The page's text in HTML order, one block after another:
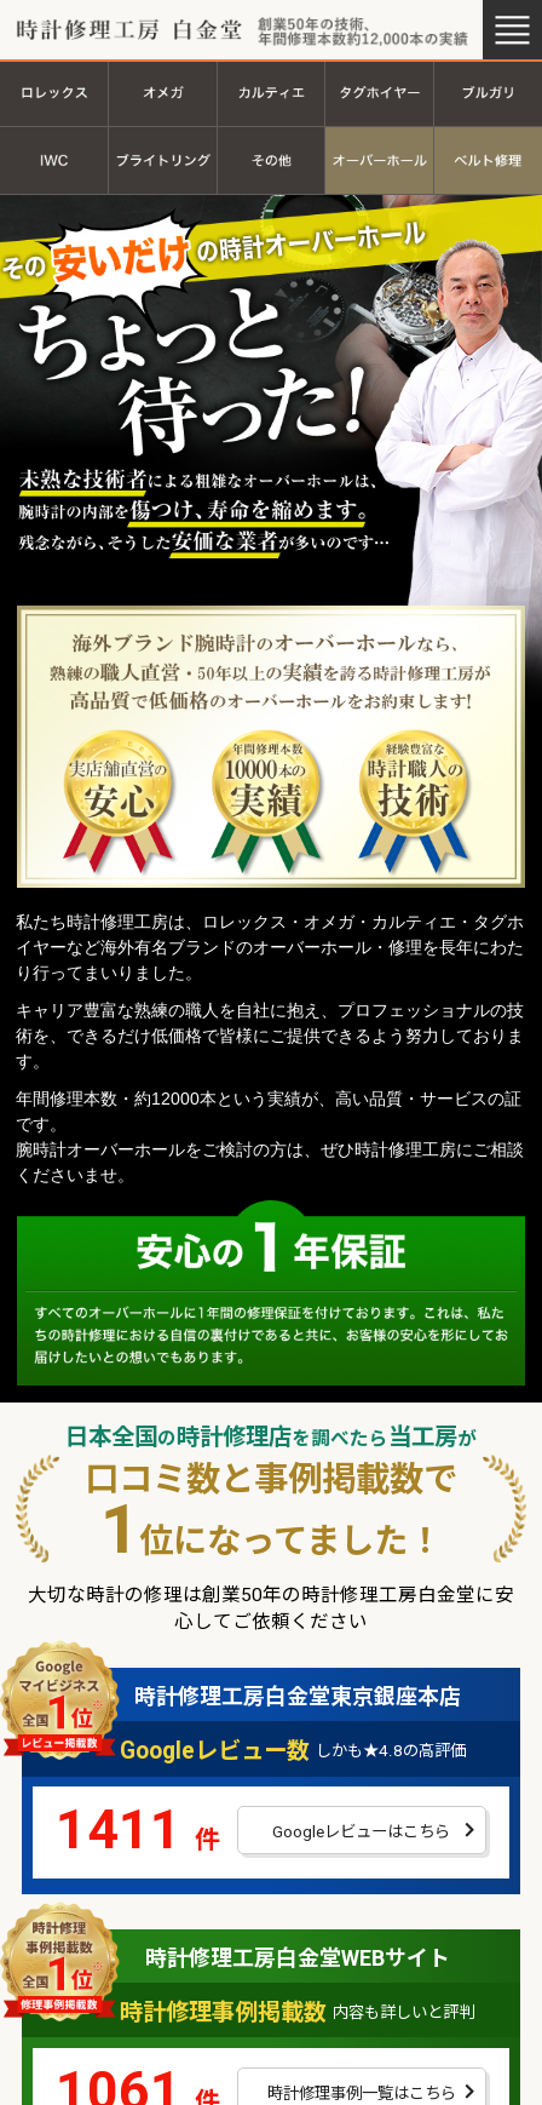
時計修理工房 白金堂（時計修理
創業44
その
未熟な技術者に
実店舗直営の安心年間修理本数12,000本
経験豊
私たち時計修理工房は、ロレックス・オメガ・カルティエ・タグホ
イヤーなど海外有名ブランドのオーバーホール・修理を長年にわた
り行ってまいりました。
キャリア豊富な熟練の職人を自社に抱え、プロフェッショナルの技
術を、できるだけ低価格で皆様にご提供できるよう努力しておりま
す。
年間修理本数・約12000本という実績が、高い品質・サービスの証
です。
腕時計オーバーホールをご検討の方は、ぜひ時計修理工房にご相談
くださいませ。
安心の１
日本全国 の時計修理店を調べたら 当工房が
口コミ数と事例掲載数で
1 位になってました！
大切な時計の修理は創業50年の時計修理工房白金堂に安
心してご依頼ください
時計修理工房白金堂東京銀座本店
Googleレビュー数 しかも★4.8の高評価
1411件 Googleレビューはこちら
時計修理工房白金堂WEBサイト
時計修理事例掲載数 内容も詳しいと評判
1061 時計修理事例一覧はこちら